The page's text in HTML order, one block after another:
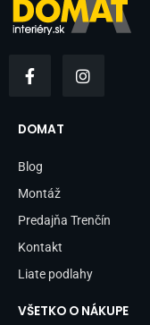
a
b
o
k
-
n
DOMAT
Blog
Montáž
Predajňa Trenčín
Kontakt
Liate podlahy
VŠETKO O NÁKUPE